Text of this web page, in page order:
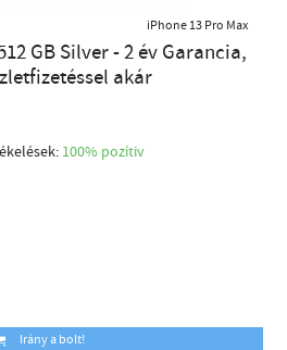
iPhone 13 Pro Max
GB Silver - 2 év Garancia,
akár
100% pozítiv
Irány a bolt!